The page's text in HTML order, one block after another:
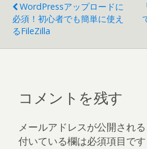
WordPressアップロードに
必須！初心者でも簡単に使え
るFileZilla
コメントを残す
メールアドレスが公開される
付いている欄は必須項目です